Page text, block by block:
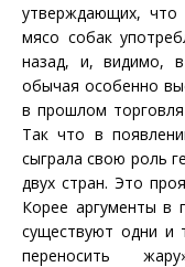
утверждающих, что
мясо собак
назад, и, видимо,
обычая особенно
в прошлом
Так что в
сыграла свою роль
двух стран. Это
Корее аргументы в
существуют одни и
переносить